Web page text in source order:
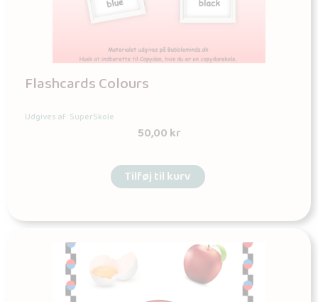
Flashcards Colours
Udgives af: SuperSkole
50,00kr
Tilføj til kurv